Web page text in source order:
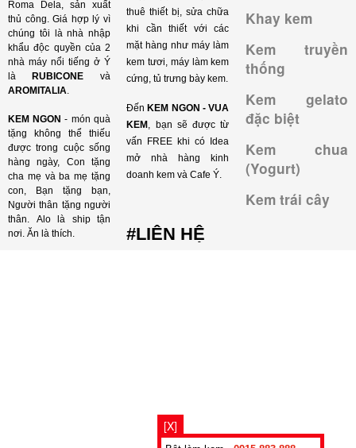
Roma Dela, sản xuất
thủ công. Giá hợp lý vì
chúng tôi là nhà nhập
khẩu độc quyền của 2
nhà máy nổi tiếng ở Ý
là RUBICONE và
AROMITALIA
KEM NGON - món quà
tặng không thể thiếu
được trong cuộc sống
hàng ngày, Con tặng
cha mẹ và ba mẹ tặng
con, Bạn tặng bạn,
Người thân tặng người
thân. Alo là ship tận
nơi. Ăn là thích.
thuê thiết bị, sửa chữa
khi cần thiết với các
mặt hàng như máy làm
kem tươi, máy làm kem
cứng, tủ trưng bày kem.
ĐếnKEM NGON - VUA
KEM , bạn sẽ được từ
vấn FREE khi có Idea
mở nhà hàng kinh
doanh kem và Cafe Ý.
#LIÊN HỆ
Khay kem
Kem truyền
thống
Kem gelato
đặc biệt
Kem chua
(Yogurt)
Kem trái cây
[X]